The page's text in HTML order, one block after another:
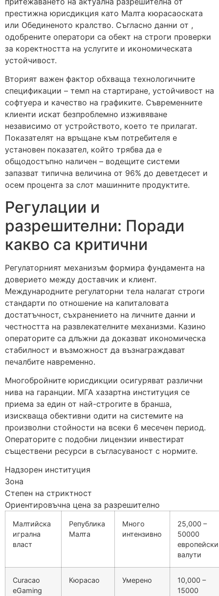
престижна юрисдикция като Малта кюрасаоската
или Обединеното кралство. Съгласно данни от ,
одобрените оператори са обект на строги проверки
за коректността на услугите и икономическата
устойчивост.
Вторият важен фактор обхваща технологичните
спецификации – темп на стартиране, устойчивост на
софтуера и качество на графиките. Съвременните
клиенти искат безпроблемно изживяване
независимо от устройството, което те прилагат.
Показателят на връщане към потребителя е
установен показател, който трябва да е
общодостъпно наличен – водещите системи
запазват типична величина от 96% до деветдесет и
осем процента за слот машинните продуктите.
Регулации и
разрешителни: Поради
какво са критични
Регулаторният механизъм формира фундамента на
доверието между доставчик и клиент.
Международните регулаторни тела налагат строги
стандарти по отношение на капиталовата
достатъчност, съхранението на личните данни и
честността на развлекателните механизми. Казино
операторите са длъжни да доказват икономическа
стабилност и възможност да възнаграждават
печалбите навременно.
Многобройните юрисдикции осигуряват различни
нива на гаранции. МГА хазартна институция се
приема за един от най-строгите в бранша,
изискваща обективни одити на системите на
произволни стойности на всеки 6 месечен период.
Операторите с подобни лицензии инвестират
съществени ресурси в съгласуваност с нормите.
Надзорен институция
Зона
Степен на стриктност
Ориентировъчна цена за разрешително
Малтийска
игрална
власт
Република
Малта
Много
интензивно
25,000 –
50000
европейски
валути
Curacao
eGaming
Кюрасао Умерено
10,000 –
15000